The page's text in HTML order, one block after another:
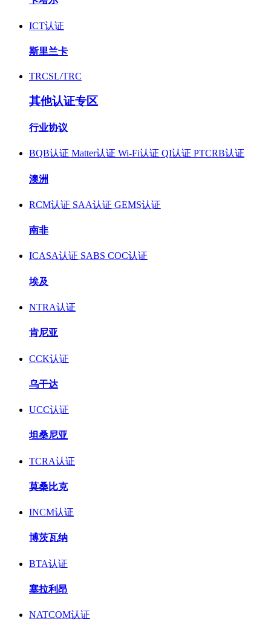
ICT认证
斯里兰卡
TRCSL/TRC
其他认证专区
行业协议
BQB认证 Matter认证 Wi-Fi认证 QI认证 PTCRB认证
澳洲
RCM认证 SAA认证 GEMS认证
南非
ICASA认证 SABS COC认证
埃及
NTRA认证
肯尼亚
CCK认证
乌干达
UCC认证
坦桑尼亚
TCRA认证
莫桑比克
INCM认证
博茨瓦纳
BTA认证
塞拉利昂
NATCOM认证